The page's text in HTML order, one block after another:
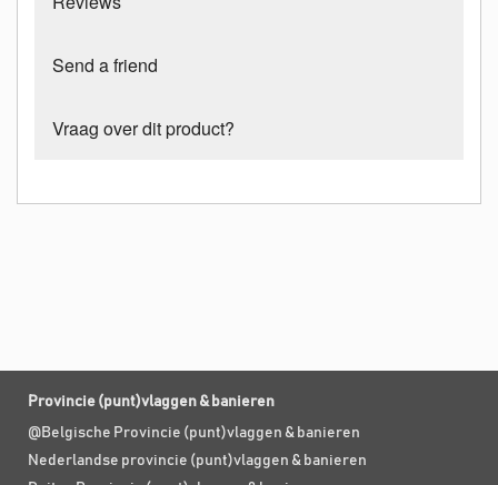
Send a friend
Vraag over dit product?
Provincie (punt)vlaggen & banieren
@Belgische Provincie (punt)vlaggen & banieren
Nederlandse provincie (punt)vlaggen & banieren